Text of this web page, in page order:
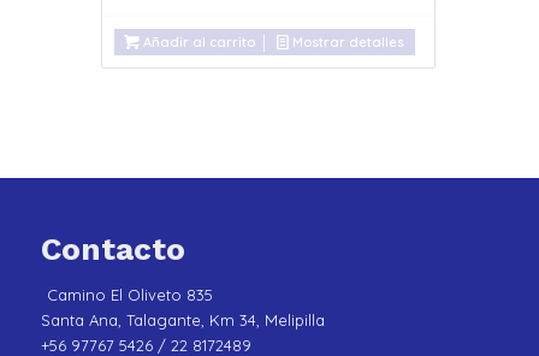
Añadir al carrito Mostrar detalles
Contacto
Camino El Oliveto 835
Santa Ana, Talagante, Km 34, Melipilla
+56 97767 5426 / 22 8172489